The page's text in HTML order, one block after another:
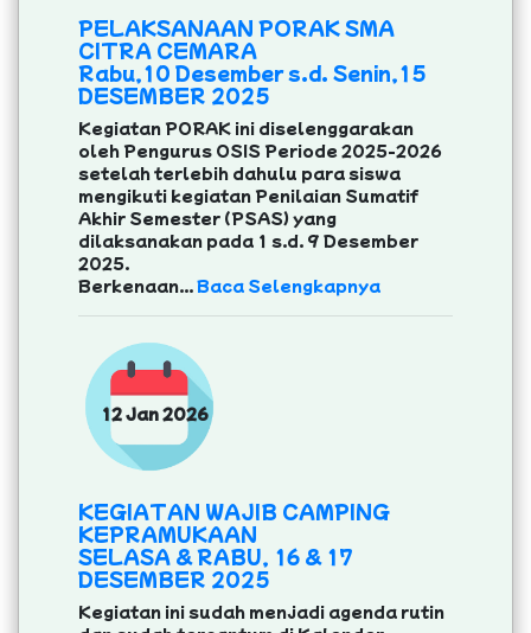
PELAKSANAAN PORAK SMA
CITRA CEMARA
Rabu,10 Desember s.d. Senin,15
DESEMBER 2025
Kegiatan PORAK ini diselenggarakan
oleh Pengurus OSIS Periode 2025-2026
setelah terlebih dahulu para siswa
mengikuti kegiatan Penilaian Sumatif
Akhir Semester (PSAS) yang
dilaksanakan pada 1 s.d. 9 Desember
2025.
Berkenaan...Baca Selengkapnya
12 Jan 2026
KEGIATAN WAJIB CAMPING
KEPRAMUKAAN
SELASA & RABU, 16 & 17
DESEMBER 2025
Kegiatan ini sudah menjadi agenda rutin